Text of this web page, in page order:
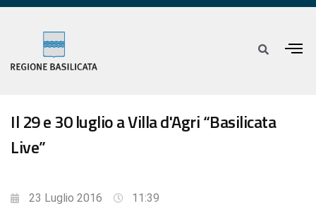
Il 29 e 30 luglio a Villa d'Agri “Basilicata
Live”
23 Luglio 2016 11:39